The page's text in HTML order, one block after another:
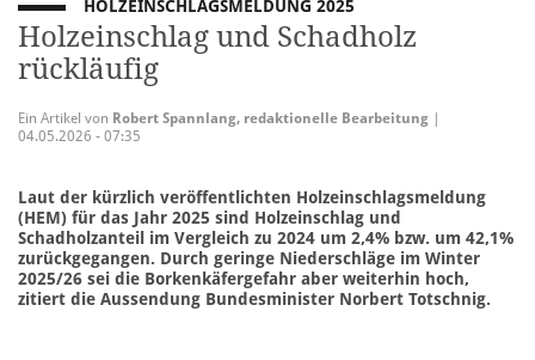
HOLZEINSCHLAGSMELDUNG 2025
Holzeinschlag und Schadholz
rückläufig
Ein Artikel von Robert Spannlang, redaktionelle Bearbeitung
04.05.2026 - 07:35
Laut der kürzlich veröffentlichten Holzeinschlagsmeldung
(HEM) für das Jahr 2025 sind Holzeinschlag und
Schadholzanteil im Vergleich zu 2024 um 2,4% bzw. um 42,1%
zurückgegangen. Durch geringe Niederschläge im Winter
2025/26 sei die Borkenkäfergefahr aber weiterhin hoch,
zitiert die Aussendung Bundesminister Norbert Totschnig.